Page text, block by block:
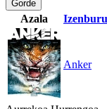
Gorde
Azala
Anker